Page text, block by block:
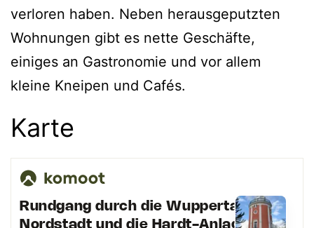
verloren haben. Neben herausgeputzten
Wohnungen gibt es nette Geschäfte,
einiges an Gastronomie und vor allem
kleine Kneipen und Cafés.
Karte